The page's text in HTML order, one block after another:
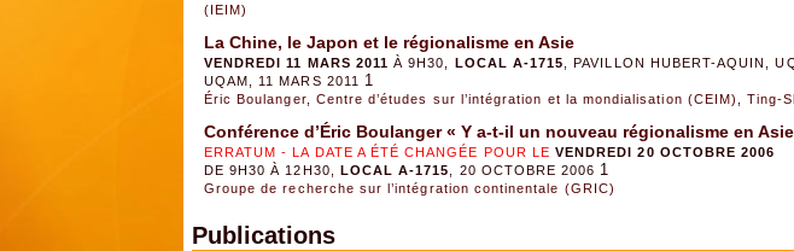
(IEIM)
La Chine, le Japon et le régionalisme en Asie
VENDREDI 11 MARS 2011 À 9H30, LOCAL A-1715 , PAVILLON HUBERT-AQUIN,
UQAM, 11 MARS 2011
1
Éric Boulanger, Centre d’études sur l’intégration et la mondialisation (CEIM) ,Ting-
Conférence d’Éric Boulanger « Y a-t-il un nouveau régionalisme en
ERRATUM - LA DATE A ÉTÉ CHANGÉE POUR LEVENDREDI 20 OCTOBRE 2006
DE 9H30 À 12H30,
LOCAL A-1715 , 20 OCTOBRE 2006 1
Groupe de recherche sur l’intégration continentale (GRIC)
Publications